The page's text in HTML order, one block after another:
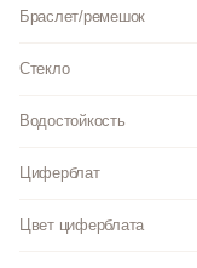
Браслет/ремешок
Стекло
Водостойкость
Циферблат
Цвет циферблата